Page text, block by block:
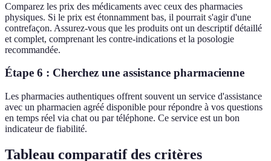
Comparez les prix des médicaments avec ceux des pharmacies
physiques. Si le prix est étonnamment bas, il pourrait s'agir d'une
contrefaçon. Assurez-vous que les produits ont un descriptif détaillé
et complet, comprenant les contre-indications et la posologie
recommandée.
Étape 6 : Cherchez une assistance pharmacienne
Les pharmacies authentiques offrent souvent un service d'assistance
avec un pharmacien agréé disponible pour répondre à vos questions
en temps réel via chat ou par téléphone. Ce service est un bon
indicateur de fiabilité.
Tableau comparatif des critères